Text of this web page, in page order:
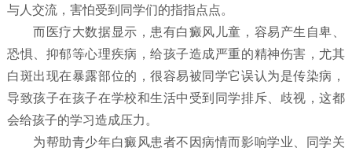
与人交流，害怕受到同学们的指指点点。
而医疗大数据显示，患有白癜风儿童，容易产生自卑、
恐惧、抑郁等心理疾病，给孩子造成严重的精神伤害，尤其
白斑出现在暴露部位的，很容易被同学它误认为是传染病，
导致孩子在孩子在学校和生活中受到同学排斥、歧视，这都
会给孩子的学习造成压力。
为帮助青少年白癜风患者不因病情而影响学业、同学关